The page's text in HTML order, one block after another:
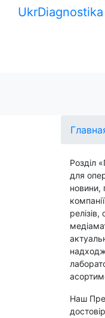
UkrDiagnostika
Розділ
для
новини,
релізів,
Наш